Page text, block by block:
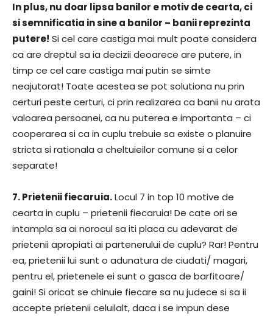
In plus, nu doar lipsa banilor e motiv de cearta, ci
si semnificatia in sine a banilor – banii reprezinta
putere! Si cel care castiga mai mult poate considera
ca are dreptul sa ia decizii deoarece are putere, in
timp ce cel care castiga mai putin se simte
neajutorat! Toate acestea se pot solutiona nu prin
certuri peste certuri, ci prin realizarea ca banii nu arata
valoarea persoanei, ca nu puterea e importanta – ci
cooperarea si ca in cuplu trebuie sa existe o planuire
stricta si rationala a cheltuieilor comune si a celor
separate!
7. Prietenii fiecaruia.Locul 7 in top 10 motive de
cearta in cuplu – prietenii fiecaruia! De cate ori se
intampla sa ai norocul sa iti placa cu adevarat de
prietenii apropiati ai partenerului de cuplu? Rar! Pentru
ea, prietenii lui sunt o adunatura de ciudati/ magari,
pentru el, prietenele ei sunt o gasca de barfitoare/
gaini! Si oricat se chinuie fiecare sa nu judece si sa ii
accepte prietenii celuilalt, daca i se impun dese